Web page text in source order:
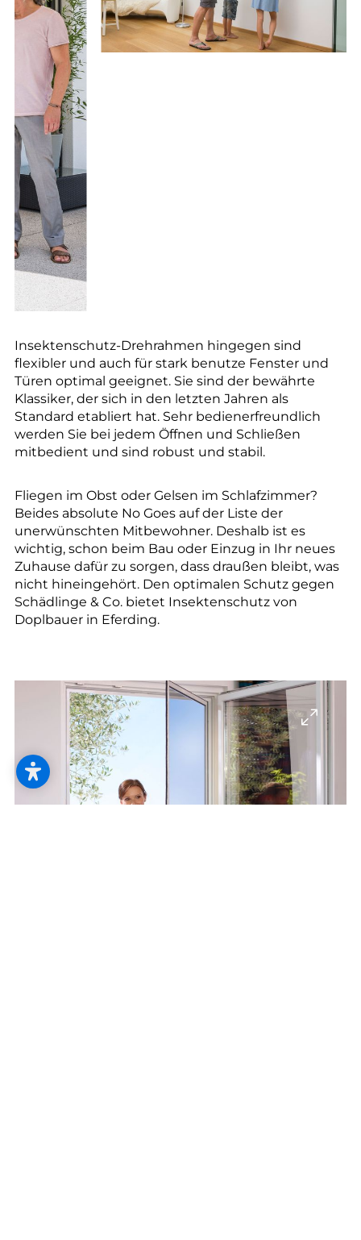
Insektenschutz-Drehrahmen hingegen sind
flexibler und auch für stark benutze Fenster und
Türen optimal geeignet. Sie sind der bewährte
Klassiker, der sich in den letzten Jahren als
Standard etabliert hat. Sehr bedienerfreundlich
werden Sie bei jedem Öffnen und Schließen
mitbedient und sind robust und stabil.
Fliegen im Obst oder Gelsen im Schlafzimmer?
Beides absolute No Goes auf der Liste der
unerwünschten Mitbewohner. Deshalb ist es
wichtig, schon beim Bau oder Einzug in Ihr neues
Zuhause dafür zu sorgen, dass draußen bleibt, was
nicht hineingehört. Den optimalen Schutz gegen
Schädlinge & Co. bietet Insektenschutz von
Doplbauer in Eferding.